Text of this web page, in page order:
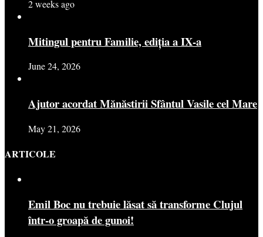
2 weeks ago
Mitingul pentru Familie, ediția a IX-a
June 24, 2026
Ajutor acordat Mănăstirii Sfântul Vasile cel Mare
May 21, 2026
ARTICOLE
Emil Boc nu trebuie lăsat să transforme Clujul
într-o groapă de gunoi!